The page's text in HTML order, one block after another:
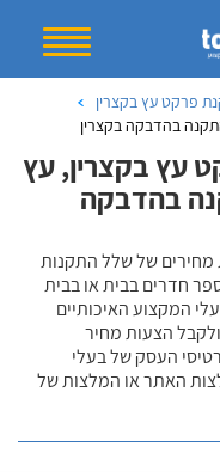
פרקט עץ בקצרין
בהדבקה בקצרין
עץ בקצרין, עץ
בהדבקה
מחירים של שלל התקנות
חדרים בבית או בבית
המקצוע האיכותיים
ולקבל הצעות מחיר
העסק של בעלי
האתר או המלצות של